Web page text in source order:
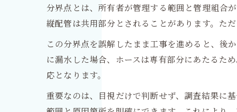
分界点とは、所有者が管理する範囲と管理組合
縦配管は共用部分とされることがあります。た
この分界点を誤解したまま工事を進めると、後
に漏水した場合、ホースは専有部分にあたるた
応となります。
重要なのは、目視だけで判断せず、調査結果に